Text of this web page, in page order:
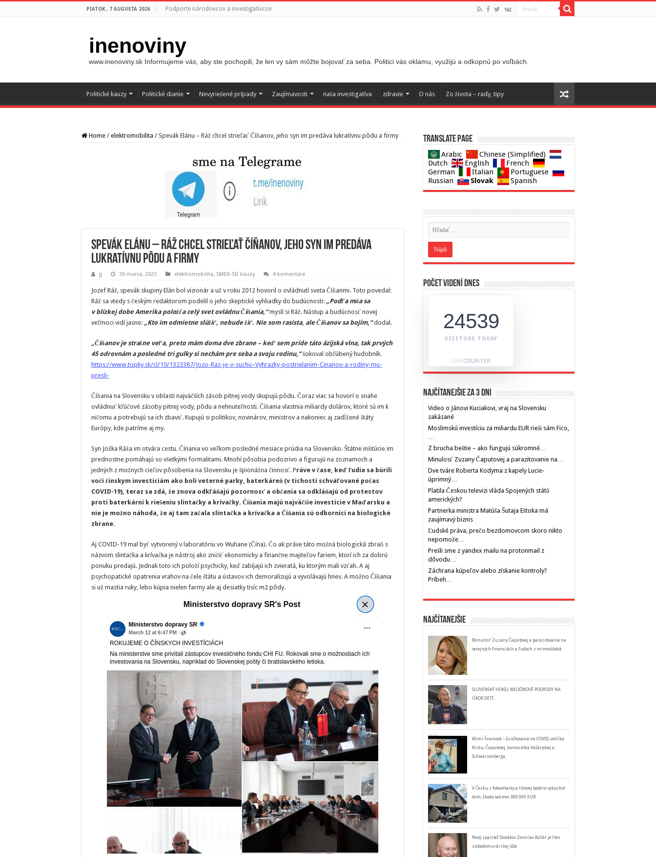
PIATOK , 7 AUGUSTA 2026 Podporte národovcov a investigatívcov
inenoviny
www.inenoviny.sk Informujeme vás, aby ste pochopili, že len vy sám môžte bojovať za seba. Politici vás oklamu, využijú a odkopnú po voľbách.
Politické kauzy Politické dianie Nevyriešené prípady Zaujímavosti naša investigatíva zdravie O nás Zo života – rady, tipy
Home / elektromobilita / Spevák Elánu – Ráž chcel strieľať Číňanov, jeho syn im predáva lukratívnu pôdu a firmy
Spevák Elánu – Ráž chcel strieľať Číňanov, jeho syn im predáva
lukratívnu pôdu a firmy
jj 30 marca, 2025 elektromobilita, SMER-SD kauzy 4 komentáre
Jozef Ráž, spevák skupiny Elán bol vizionár a už v roku 2012 hovoril o ovládnutí sveta Číňanmi. Toto povedal:
Ráž sa vtedy s českým redaktorom podelil o jeho skeptické vyhliadky do budúcnosti: „Podľa mňa sa
v blízkej dobe Amerika položí a celý svet ovládnu Číňania,“myslí si Ráž. Nástup a budúcnosť novej
veľmoci vidí jasne: „Kto im odmietne slúžiť, nebude žiť. Nie som rasista, ale Číňanov sa bojím,“dodal.
„Číňanov je strašne veľa, preto mám doma dve zbrane – keď sem príde táto ázijská vlna, tak prvých
45 odrovnám a posledné tri gulky si nechám pre seba a svoju rodinu,“šokoval obľúbený hudobník.
https://www.topky.sk/cl/10/1323387/Jozo-Raz-je-v-suchu–Vyhrazky-postrielanim-Cinanov-a-rodiny-mu-
presli-
Číňania na Slovensku v oblasti najväčších zásob pitnej vody skupujú pôdu. Čoraz viac sa hovorí o snahe
ovládnuť kľúčové zásoby pitnej vody, pôdu a nehnuteľnosti. Číňania vlastnia miliardy dolárov, ktoré sú im k
ničomu a potrebujú sa ich zbaviť. Kupujú si politikov, novinárov, ministrov a nakoniec aj zadĺžené štáty
Európy, kde patríme aj my.
Syn Jožka Ráža im otvára cestu. Čínania vo veľkom posledné mesiace prúdia na Slovensko. Štátne inšitúcie im
prednostne pomáhajú so všetkými formalitami. Mnohí pôsobia podozrivo a figurujú na zoznamoch a
jedných z možnych cieľov pôsobenia na Slovensku je špionážna činnosť. Práve v čase, keď ľudia sa búrili
voči čínskym investíciám ako boli veterné parky, baterkáreň (v tichosti schváľované počas
COVID-19), teraz sa zdá, že znova odkľáňajú pozornosť a občania sa odkláňajú od protestov
proti baterkárni k riešeniu slintačky a krívačky. Číňania majú najväčšie investície v Maďarsku a
nie je možno náhoda, že aj tam začala slintačka a krívačka a Číňania sú odborníci na biologické
zbrane.
Aj COVID-19 mal byť vytvorený v laboratóriu vo Wuhane (Čína). Čo ak práve táto možná biologická zbraň s
názvom slintačka a krívačka je nástroj ako zničiť ekonomicky a finančne majiteľov fariem, ktorí ich za dobrú
ponuku predajú. Jednak toto ich položí psychicky, keď zabíjajú ich zvieratá, ku ktorým mali vzťah. A aj
psychopatické opatrenia vrahov na čele štátu a ústavov ich demoralizujú a vyvolávajú hnev. A možno Číňania
si už mastia ruky, lebo kúpia nielen farmy ale aj desiatky tisíc m2 pôdy.
Translate page
Arabic
Chinese (Simplified)
Dutch
English
French
German
Italian
Portuguese
Russian
Slovak Spanish
Počet videní dnes
24539
VISITORS TODAY
Najčítanejšie za 3 dni
Video o Jánovi Kuciakovi, vraj na Slovensku
zakázané
Moslimskú investíciu za miliardu EUR rieši sám Fico,
…
Z brucha beštie – ako fungujú súkromné…
Minulosť Zuzany Čaputovej a parazitovanie na…
Dve tváre Roberta Kodyma z kapely Lucie-
úprimný…
Platila Českou televizi vláda Spojených států
amerických?
Partnerka ministra Matúša Šutaja Eštoka má
zaujímavý biznis
Ľudské práva, prečo bezdomovcom skoro nikto
nepomože…
Prešli sme z yandex mailu na protonmail z
dôvodu…
Záchrana kúpeľov alebo získanie kontroly?
Príbeh…
Najčítanejšie
Minulosť Zuzany Čaputovej a parazitovanie na
verejných financiách a ľudoch z mimovládok
SLOVENSKÝ HOKEJ: MILIÓNOVÉ PODVODY NA
ÚKOR DETÍ
Mimi Šramová – 2x očkovaná na COVID, volička
Kisku, Čaputovej, kamarátka Vašáryovej a
Schwarzenberga
V Česku z fotovoltaiky a lítiovej batérie vybuchol
dom, škoda takmer 300 000 EUR
Nový spasiteľ Slovákov Zoroslav Kollár je člen
slobodomurárskej lóže